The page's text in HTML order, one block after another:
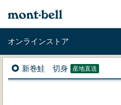
オンラインストア
新巻鮭 切身 産地直送